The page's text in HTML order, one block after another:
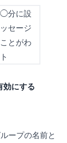
にする
ープの名前と